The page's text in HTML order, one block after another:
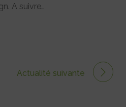
A suivre…
Actualité suivante